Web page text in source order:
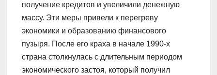
получение кредитов и увеличили денежную
массу. Эти меры привели к перегреву
экономики и образованию финансового
пузыря. После его краха в начале 1990-х
страна столкнулась с длительным периодом
экономического застоя, который получил